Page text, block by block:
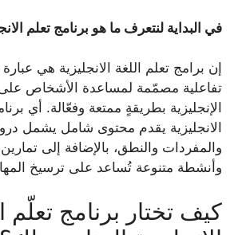
في البداية لنتعرف ما هو برنامج تعلم
إن برامج تعلم اللغة الانجليزية هي
تفاعلية مصمّمة لمساعدة الأشخاص على
الإنجليزية بطريقةٍ ممتعة وفعّالة. أي
الانجليزية يقدم محتوى شامل يشمل
والمفردات والنطق، بالإضافة إلى تمارين
وأنشطة متنوعة تُساعد على ترسيخ
كيف تختار برنامج تعلّم